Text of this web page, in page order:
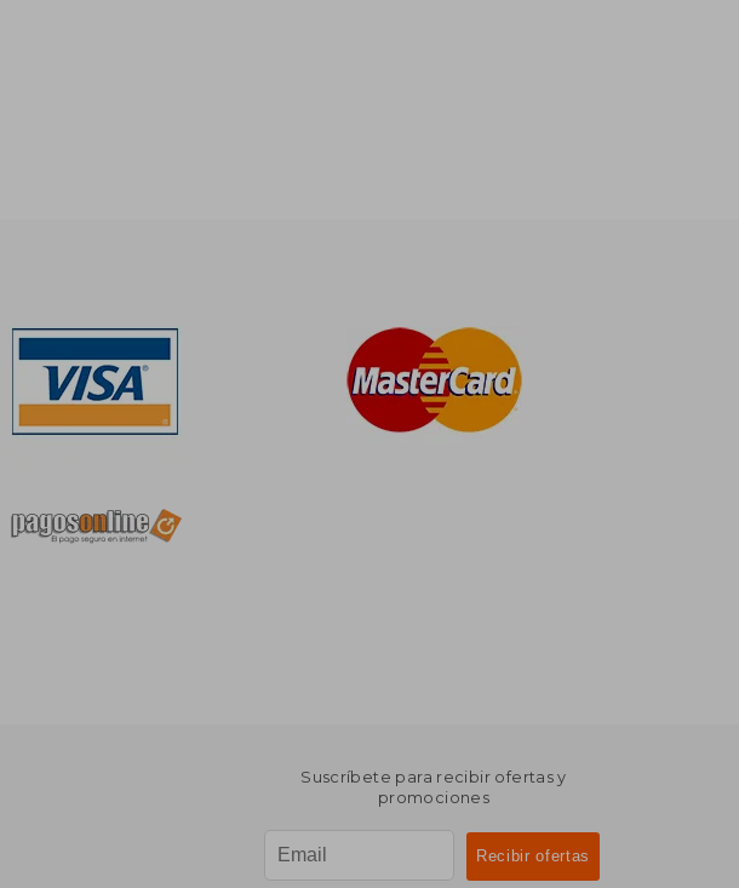
Suscríbete para recibir ofertas y
promociones